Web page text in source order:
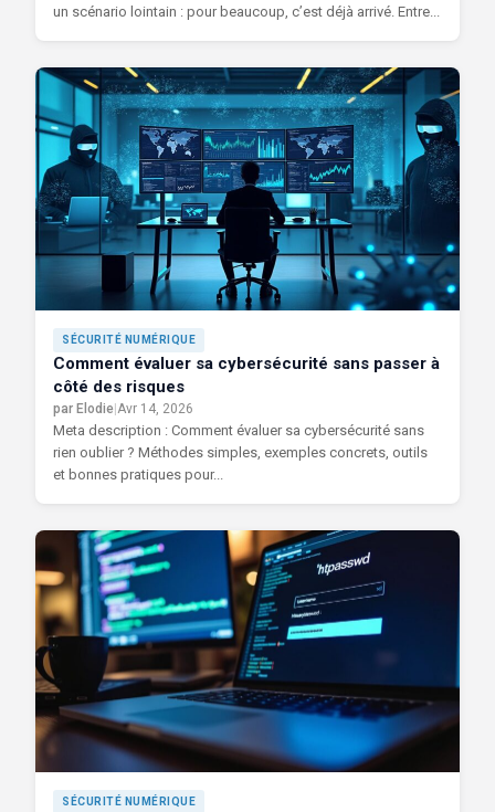
un scénario lointain : pour beaucoup, c’est déjà arrivé. Entre...
SÉCURITÉ NUMÉRIQUE
Comment évaluer sa cybersécurité sans passer à
côté des risques
par Elodie Avr 14, 2026
Meta description : Comment évaluer sa cybersécurité sans
rien oublier ? Méthodes simples, exemples concrets, outils
et bonnes pratiques pour...
SÉCURITÉ NUMÉRIQUE